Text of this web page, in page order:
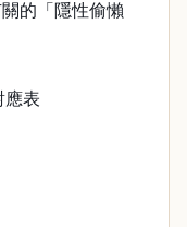
的「隱性偷懶
應表